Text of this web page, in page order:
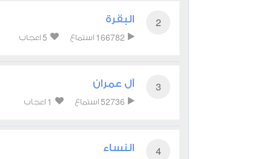
2 البقرة
166782 استماع 5 اعجاب
3 آل عمران
52736 استماع 1 اعجاب
4 النساء